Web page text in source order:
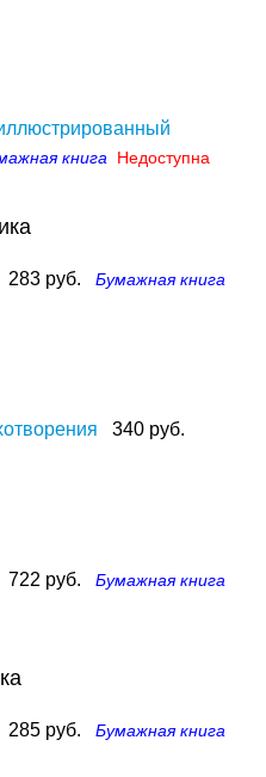
книга Недоступна
283 руб.
Бумажная книга
340 руб.
722 руб.
Бумажная книга
285 руб.
Бумажная книга